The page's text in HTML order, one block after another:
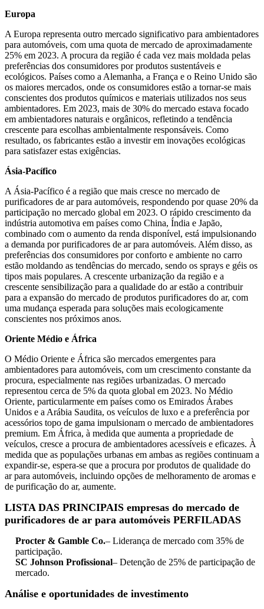
Europa
A Europa representa outro mercado significativo para ambientadores
para automóveis, com uma quota de mercado de aproximadamente
25% em 2023. A procura da região é cada vez mais moldada pelas
preferências dos consumidores por produtos sustentáveis ​​e
ecológicos. Países como a Alemanha, a França e o Reino Unido são
os maiores mercados, onde os consumidores estão a tornar-se mais
conscientes dos produtos químicos e materiais utilizados nos seus
ambientadores. Em 2023, mais de 30% do mercado estava focado
em ambientadores naturais e orgânicos, refletindo a tendência
crescente para escolhas ambientalmente responsáveis. Como
resultado, os fabricantes estão a investir em inovações ecológicas
para satisfazer estas exigências.
Ásia-Pacífico
A Ásia-Pacífico é a região que mais cresce no mercado de
purificadores de ar para automóveis, respondendo por quase 20% da
participação no mercado global em 2023. O rápido crescimento da
indústria automotiva em países como China, Índia e Japão,
combinado com o aumento da renda disponível, está impulsionando
a demanda por purificadores de ar para automóveis. Além disso, as
preferências dos consumidores por conforto e ambiente no carro
estão moldando as tendências do mercado, sendo os sprays e géis os
tipos mais populares. A crescente urbanização da região e a
crescente sensibilização para a qualidade do ar estão a contribuir
para a expansão do mercado de produtos purificadores do ar, com
uma mudança esperada para soluções mais ecologicamente
conscientes nos próximos anos.
Oriente Médio e África
O Médio Oriente e África são mercados emergentes para
ambientadores para automóveis, com um crescimento constante da
procura, especialmente nas regiões urbanizadas. O mercado
representou cerca de 5% da quota global em 2023. No Médio
Oriente, particularmente em países como os Emirados Árabes
Unidos e a Arábia Saudita, os veículos de luxo e a preferência por
acessórios topo de gama impulsionam o mercado de ambientadores
premium. Em África, à medida que aumenta a propriedade de
veículos, cresce a procura de ambientadores acessíveis e eficazes. À
medida que as populações urbanas em ambas as regiões continuam a
expandir-se, espera-se que a procura por produtos de qualidade do
ar para automóveis, incluindo opções de melhoramento de aromas e
de purificação do ar, aumente.
LISTA DAS PRINCIPAIS empresas do mercado de
purificadores de ar para automóveis PERFILADAS
Procter & Gamble Co.– Liderança de mercado com 35% de
participação.
SC Johnson Profissional– Detenção de 25% de participação de
mercado.
Análise e oportunidades de investimento